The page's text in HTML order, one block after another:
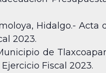
Hidalgo.- Acta
2023.
de
Fiscal 2023.